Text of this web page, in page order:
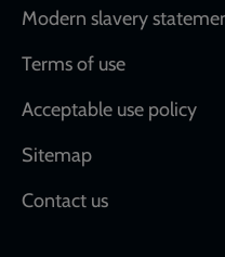
Modern slavery
Terms of use
Acceptable use policy
Sitemap
Contact us